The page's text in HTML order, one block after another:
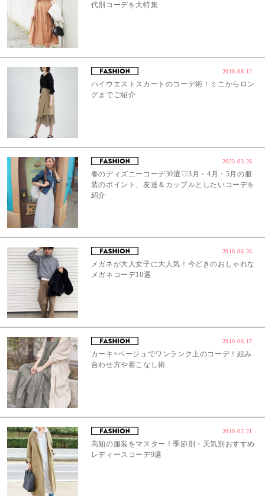
代別コーデを大特集
2018.08.12
ハイウエストスカートのコーデ術！ミニからロン
グまでご紹介
2023.03.26
春のディズニーコーデ30選♡3月・4月・5月の服
装のポイント、友達＆カップルとしたいコーデを
紹介
2018.06.26
メガネが大人女子に大人気！今どきのおしゃれな
メガネコーデ10選
2019.06.17
カーキ×ベージュでワンランク上のコーデ！組み
合わせ方や着こなし術
2019.02.21
高知の服装をマスター！季節別・天気別おすすめ
レディースコーデ9選